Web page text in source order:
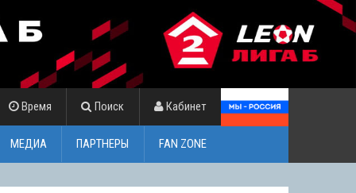
Время Поиск Кабинет
МЕДИА ПАРТНЕРЫ FAN ZONE